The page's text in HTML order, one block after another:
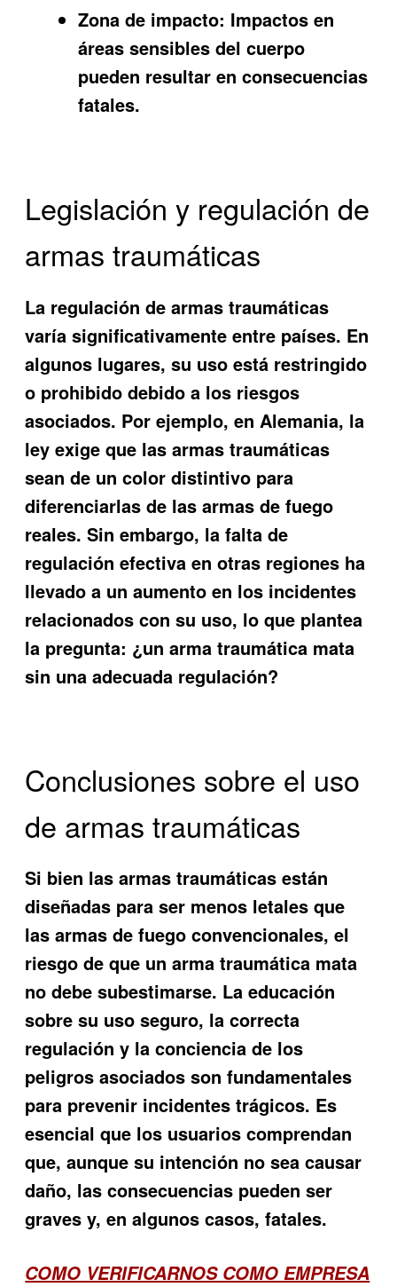
Zona de impacto: Impactos en
áreas sensibles del cuerpo
pueden resultar en consecuencias
fatales.
Legislación y regulación de
armas traumáticas
La regulación de armas traumáticas
varía significativamente entre países. En
algunos lugares, su uso está restringido
o prohibido debido a los riesgos
asociados. Por ejemplo, en Alemania, la
ley exige que las armas traumáticas
sean de un color distintivo para
diferenciarlas de las armas de fuego
reales. Sin embargo, la falta de
regulación efectiva en otras regiones ha
llevado a un aumento en los incidentes
relacionados con su uso, lo que plantea
la pregunta: ¿un arma traumática mata
sin una adecuada regulación?
Conclusiones sobre el uso
de armas traumáticas
Si bien las armas traumáticas están
diseñadas para ser menos letales que
las armas de fuego convencionales, el
riesgo de que un arma traumática mata
no debe subestimarse. La educación
sobre su uso seguro, la correcta
regulación y la conciencia de los
peligros asociados son fundamentales
para prevenir incidentes trágicos. Es
esencial que los usuarios comprendan
que, aunque su intención no sea causar
daño, las consecuencias pueden ser
graves y, en algunos casos, fatales.
COMO VERIFICARNOS COMO EMPRESA